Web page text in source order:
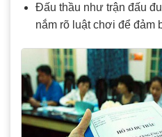
Đấu thầu như trận đấu
nắm rõ luật chơi để đảm